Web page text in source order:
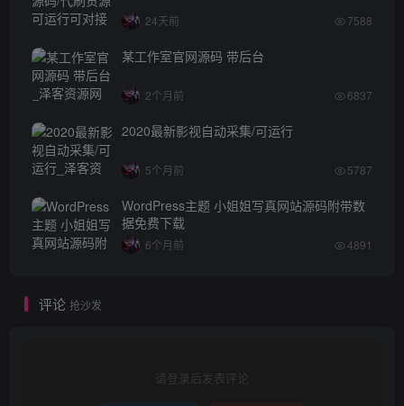
24天前 7588
某工作室官网源码 带后台
2个月前 6837
2020最新影视自动采集/可运行
5个月前 5787
WordPress主题 小姐姐写真网站源码附带数
据免费下载
6个月前 4891
评论 抢沙发
请登录后发表评论